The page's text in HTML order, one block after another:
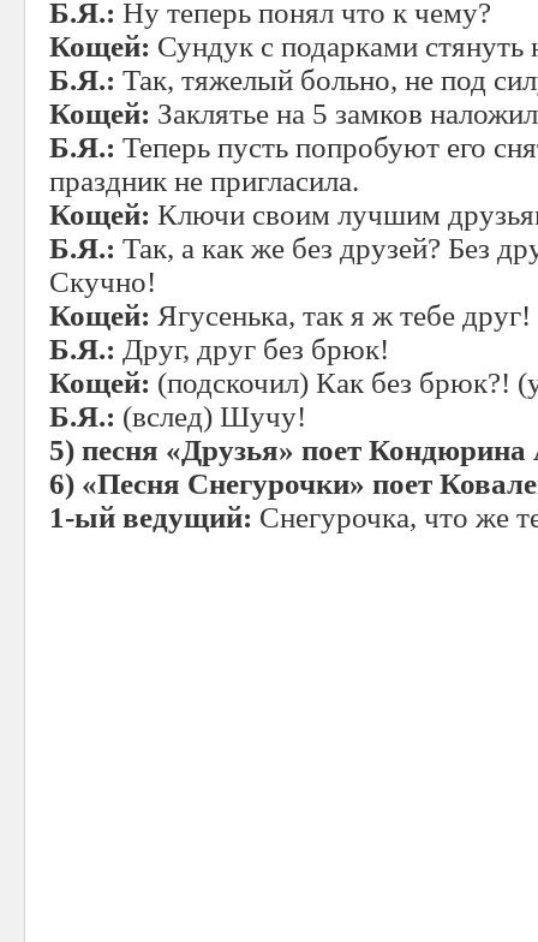
Б.Я.: Ну теперь понял что к чему?
Кощей: Сундук с подарками стянуть
Б.Я.: Так, тяжелый больно, не под
Кощей: Заклятье на 5 замков
Б.Я.: Теперь пусть попробуют его
праздник не пригласила.
Кощей: Ключи своим лучшим
Б.Я.: Так, а как же без друзей? Без
Скучно!
Кощей: Ягусенька, так я ж тебе друг!
Б.Я.: Друг, друг без брюк!
Кощей: (подскочил) Как без брюк?!
Б.Я.: (вслед) Шучу!
5) песня «Друзья» поет Кондюрина
6) «Песня Снегурочки» поет
1-ый ведущий: Снегурочка, что же